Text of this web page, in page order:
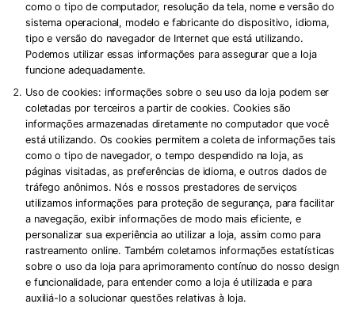
como o tipo de computador, resolução da tela, nome e versão do
sistema operacional, modelo e fabricante do dispositivo, idioma,
tipo e versão do navegador de Internet que está utilizando.
Podemos utilizar essas informações para assegurar que a loja
funcione adequadamente.
Uso de cookies: informações sobre o seu uso da loja podem ser
coletadas por terceiros a partir de cookies. Cookies são
informações armazenadas diretamente no computador que você
está utilizando. Os cookies permitem a coleta de informações tais
como o tipo de navegador, o tempo despendido na loja, as
páginas visitadas, as preferências de idioma, e outros dados de
tráfego anônimos. Nós e nossos prestadores de serviços
utilizamos informações para proteção de segurança, para facilitar
a navegação, exibir informações de modo mais eficiente, e
personalizar sua experiência ao utilizar a loja, assim como para
rastreamento online. Também coletamos informações estatísticas
sobre o uso da loja para aprimoramento contínuo do nosso design
e funcionalidade, para entender como a loja é utilizada e para
auxiliá-lo a solucionar questões relativas à loja.